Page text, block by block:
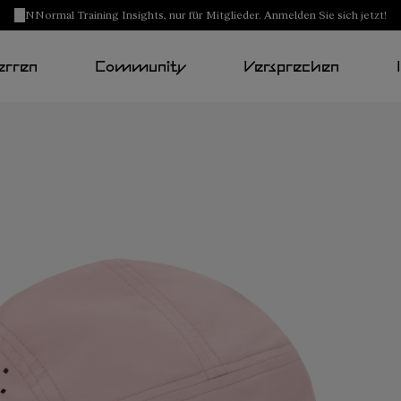
NNormal Training Insights, nur für Mitglieder. Anmelden Sie sich jetzt!
Community Versprechen